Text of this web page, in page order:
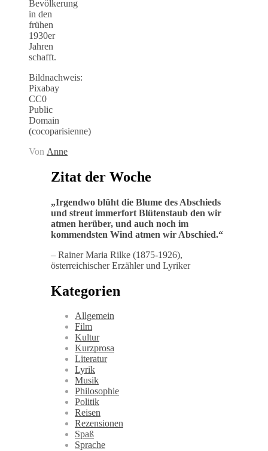
Bevölkerung
in den
frühen
1930er
Jahren
schafft.
Bildnachweis:
Pixabay
CC0
Public
Domain
(cocoparisienne)
Von Anne
Zitat der Woche
„Irgendwo blüht die Blume des Abschieds
und streut immerfort Blütenstaub den wir
atmen herüber, und auch noch im
kommendsten Wind atmen wir Abschied.“
– Rainer Maria Rilke (1875-1926),
österreichischer Erzähler und Lyriker
Kategorien
Allgemein
Film
Kultur
Kurzprosa
Literatur
Lyrik
Musik
Philosophie
Politik
Reisen
Rezensionen
Spaß
Sprache